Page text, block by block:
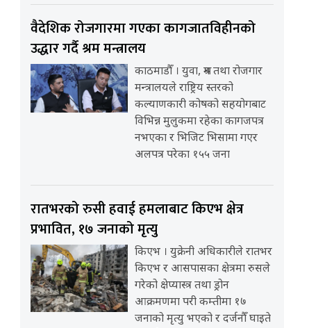
वैदेशिक रोजगारमा गएका कागजातविहीनको
उद्धार गर्दै श्रम मन्त्रालय
काठमाडौँ । युवा, श्रम तथा रोजगार
मन्त्रालयले राष्ट्रिय स्तरको
कल्याणकारी कोषको सहयोगबाट
विभिन्न मुलुकमा रहेका कागजपत्र
नभएका र भिजिट भिसामा गएर
अलपत्र परेका १५५ जना
रातभरको रुसी हवाई हमलाबाट किएभ क्षेत्र
प्रभावित, १७ जनाको मृत्यु
किएभ । युक्रेनी अधिकारीले रातभर
किएभ र आसपासका क्षेत्रमा रुसले
गरेको क्षेप्यास्त्र तथा ड्रोन
आक्रमणमा परी कम्तीमा १७
जनाको मृत्यु भएको र दर्जनौँ घाइते